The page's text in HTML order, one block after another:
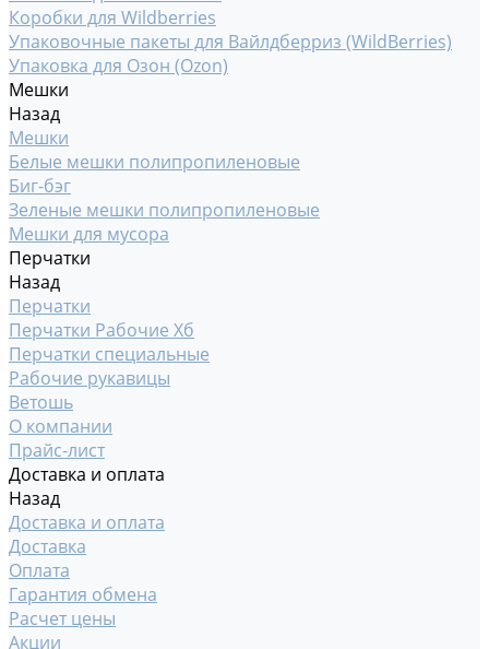
Коробки для Wildberries
Упаковочные пакеты для Вайлдберриз (WildBerries)
Упаковка для Озон (Ozon)
Мешки
Назад
Мешки
Белые мешки полипропиленовые
Биг-бэг
Зеленые мешки полипропиленовые
Мешки для мусора
Перчатки
Назад
Перчатки
Перчатки Рабочие Хб
Перчатки специальные
Рабочие рукавицы
Ветошь
О компании
Прайс-лист
Доставка и оплата
Назад
Доставка и оплата
Доставка
Оплата
Гарантия обмена
Расчет цены
Акции